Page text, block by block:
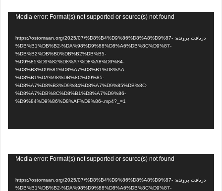
Media error: Format(s) not supported or source(s) not found
دریافت پرونده: https://ostomaan.org/2025/07/%D8%B4%D9%86%D8%A8%D9%87-
%DB%B1%DB%B2-%DA%98%D9%88%D8%A6%DB%8C%D9%87-
%DB%B2%DB%B0%DB%B2%DB%B5-
%D9%85%D9%82%D8%A7%D8%A8%D9%84-
%D8%B3%D9%81%D8%A7%D8%B1%D8%AA-
%D8%B1%DA%98%DB%8C%D9%85-
%D8%A7%D8%B3%D9%84%D8%A7%D9%85%DB%8C-
%D8%A7%DB%8C%D8%B1%D8%A7%D9%86-
%D9%84%D9%86%D8%AF%D9%86-.mp4?_=1
Media error: Format(s) not supported or source(s) not found
دریافت پرونده: https://ostomaan.org/2025/07/%D8%B4%D9%86%D8%A8%D9%87-
%DB%B1%DB%B2-%DA%98%D9%88%D8%A6%DB%8C%D9%87-